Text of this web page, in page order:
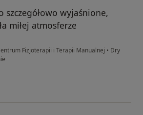
szczegółowo wyjaśnione,
miłej atmosferze
Fizjoterapii i Terapii Manualnej • Dry